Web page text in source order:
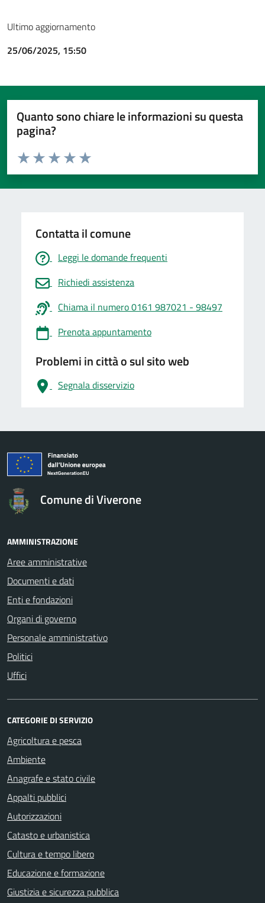
Ultimo aggiornamento
25/06/2025, 15:50
Quanto sono chiare le informazioni su questa
pagina?
Valuta da 1 a 5 stelle la pagina
Valuta 5 stelle su 5
Valuta 4 stelle su 5
Valuta 3 stelle su 5
Valuta 2 stelle su 5
Valuta 1 stelle su 5
Contatta il comune
Leggi le domande frequenti
Richiedi assistenza
Chiama il numero 0161 987021 - 98497
Prenota appuntamento
Problemi in città o sul sito web
Segnala disservizio
logo Unione Europea
Comune di Viverone
AMMINISTRAZIONE
Aree amministrative
Documenti e dati
Enti e fondazioni
Organi di governo
Personale amministrativo
Politici
Uffici
CATEGORIE DI SERVIZIO
Agricoltura e pesca
Ambiente
Anagrafe e stato civile
Appalti pubblici
Autorizzazioni
Catasto e urbanistica
Cultura e tempo libero
Educazione e formazione
Giustizia e sicurezza pubblica